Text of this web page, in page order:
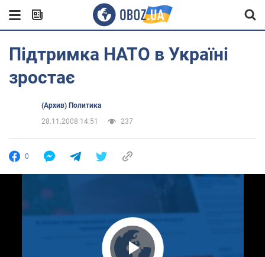
Підтримка НАТО в Україні
зростає
(Архив) Политика
28.11.2008 14:51
237
0